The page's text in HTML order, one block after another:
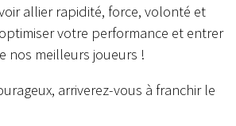
allier rapidité, force, volonté et
votre performance et entrer
nos meilleurs joueurs !
arriverez-vous à franchir le